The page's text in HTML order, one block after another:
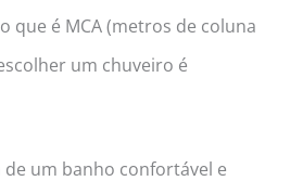
que é MCA (metros de coluna
um chuveiro é
de um banho confortável e